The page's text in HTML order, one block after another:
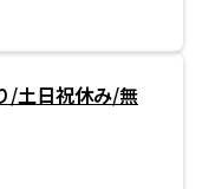
/土日祝休み/無